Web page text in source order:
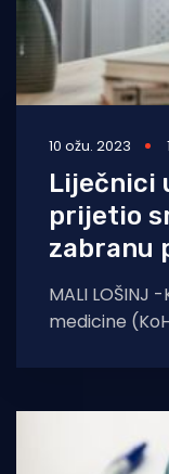
10 ožu. 2023
Liječnici
prijetio
zabranu
MALI LOŠINJ
medicine
koju je